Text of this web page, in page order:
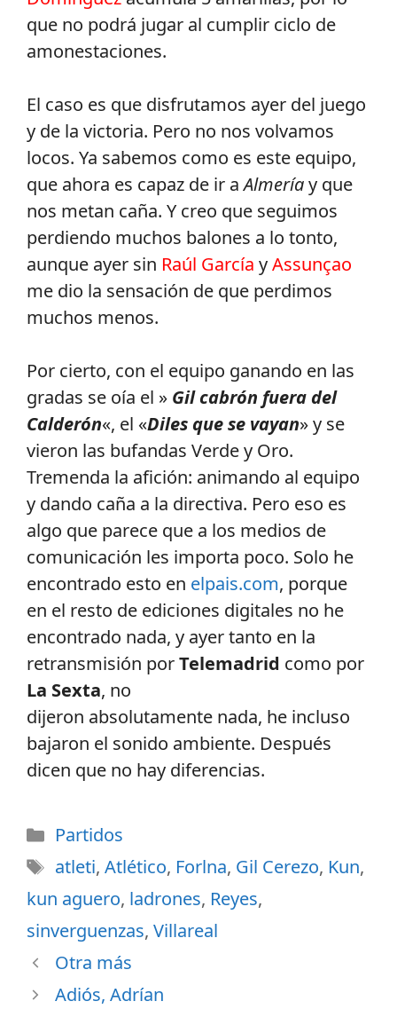
que no podrá jugar al cumplir ciclo de
amonestaciones.
El caso es que disfrutamos ayer del juego
y de la victoria. Pero no nos volvamos
locos. Ya sabemos como es este equipo,
que ahora es capaz de ir aAlmeríay que
nos metan caña. Y creo que seguimos
perdiendo muchos balones a lo tonto,
aunque ayer sin Raúl García yAssunçao
me dio la sensación de que perdimos
muchos menos.
Por cierto, con el equipo ganando en las
gradas se oía el » Gil cabrón fuera del
Calderón«, el «Diles que se vayan» y se
vieron las bufandas Verde y Oro.
Tremenda la afición: animando al equipo
y dando caña a la directiva. Pero eso es
algo que parece que a los medios de
comunicación les importa poco. Solo he
encontrado esto en elpais.com, porque
en el resto de ediciones digitales no he
encontrado nada, y ayer tanto en la
retransmisión porTelemadrid como por
La Sexta, no
dijeron absolutamente nada, he incluso
bajaron el sonido ambiente. Después
dicen que no hay diferencias.
Categorías
Partidos
Etiquetas
atleti, Atlético, Forlna, Gil Cerezo, Kun,
kun aguero, ladrones, Reyes,
sinverguenzas, Villareal
Otra más
Adiós, Adrían